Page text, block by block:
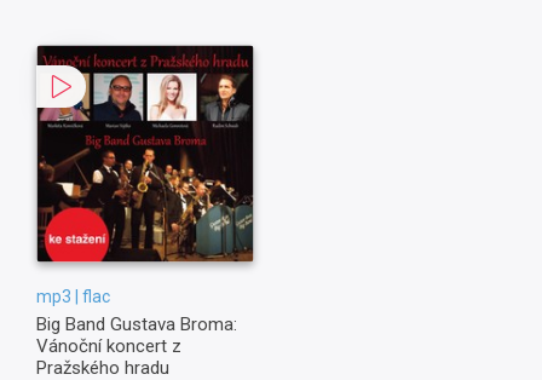
mp3 | flac
Big Band Gustava Broma:
Vánoční koncert z
Pražského hradu